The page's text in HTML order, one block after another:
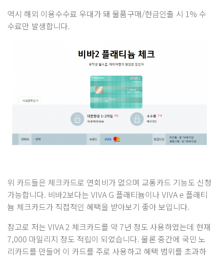
역시 해외 이용수수료 우대가 돼 물품구매/현금인출 시 1% 수
수료만 발생합니다.
위 카드들은 체크카드로 연회비가 없으며 교통카드 기능도 신청
가능합니다. 비바2보다는 VIVA G 플래티늄이나 VIVA e 플래티
늄 체크카드가 직접적인 혜택을 받아보기 좋아 보입니다.
참고로 저는 VIVA 2 체크카드를 약 7년 정도 사용하였는데 현재
7,000 마일리지 정도 적립이 되었습니다. 물론 중간에 국민 노
리카드를 만들어 이 카드를 주로 사용하고 혜택 범위를 초과하